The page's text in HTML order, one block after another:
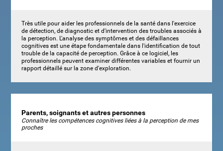
Très utile pour aider les professionnels de la santé dans l'exercice
de détection, de diagnostic et d'intervention des troubles associés à
la perception. L'analyse des symptômes et des défaillances
cognitives est une étape fondamentale dans l'identification de tout
trouble de la capacité de perception. Grâce à ce logiciel, les
professionnels peuvent examiner différentes variables et fournir un
rapport détaillé sur la zone d'exploration.
Parents, soignants et autres personnes
Connaître les compétences cognitives liées à la perception de mes
proches